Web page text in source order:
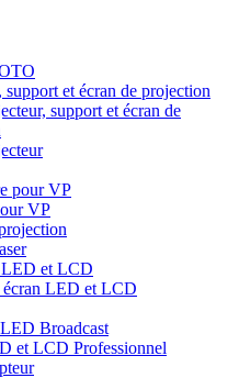
et écran de projection
support et écran de
pour VP
VP
LED et LCD
LED et LCD
Broadcast
et LCD Professionnel